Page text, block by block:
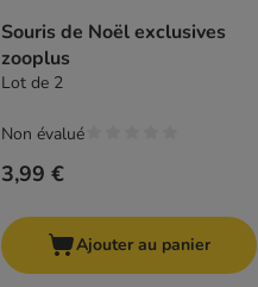
Souris de Noël exclusives
zooplus
Lot de 2
3,99 €
Non évalué
Ajouter au panier